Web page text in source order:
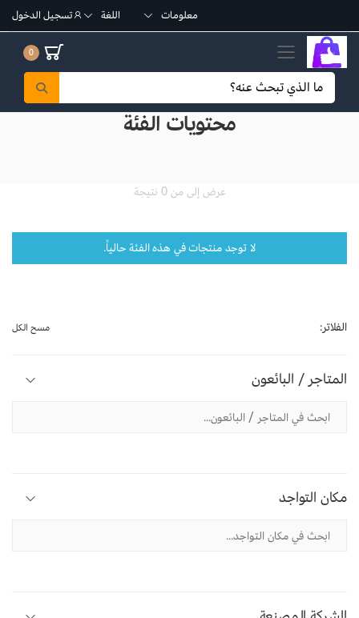
معلومات اللغة تسجيل الدخول
تبديل القائمة الجوال 0
محتويات الفئة
عرض إلى من 0 نتيجة
لا توجد منتجات في هذه الفئة حالياً.
الفلاتر: مسح الكل
المتاجر / البائعون
مكان التواجد